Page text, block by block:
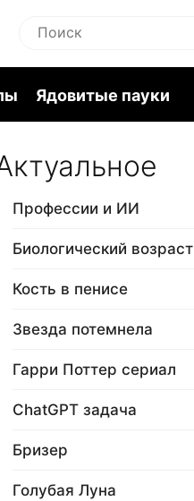
Ядовитые пауки
Профессии и ИИ
Биологический возраст
Кость в пенисе
Звезда потемнела
Гарри Поттер сериал
ChatGPT задача
Бризер
Голубая Луна